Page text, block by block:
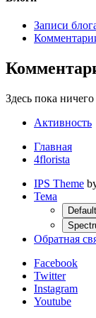
Записи
Здесь пока ничего
Активность
Главная
4florista
IPS Theme
Тема
Default
Обратная
Facebook
Twitter
Instagram
Youtube